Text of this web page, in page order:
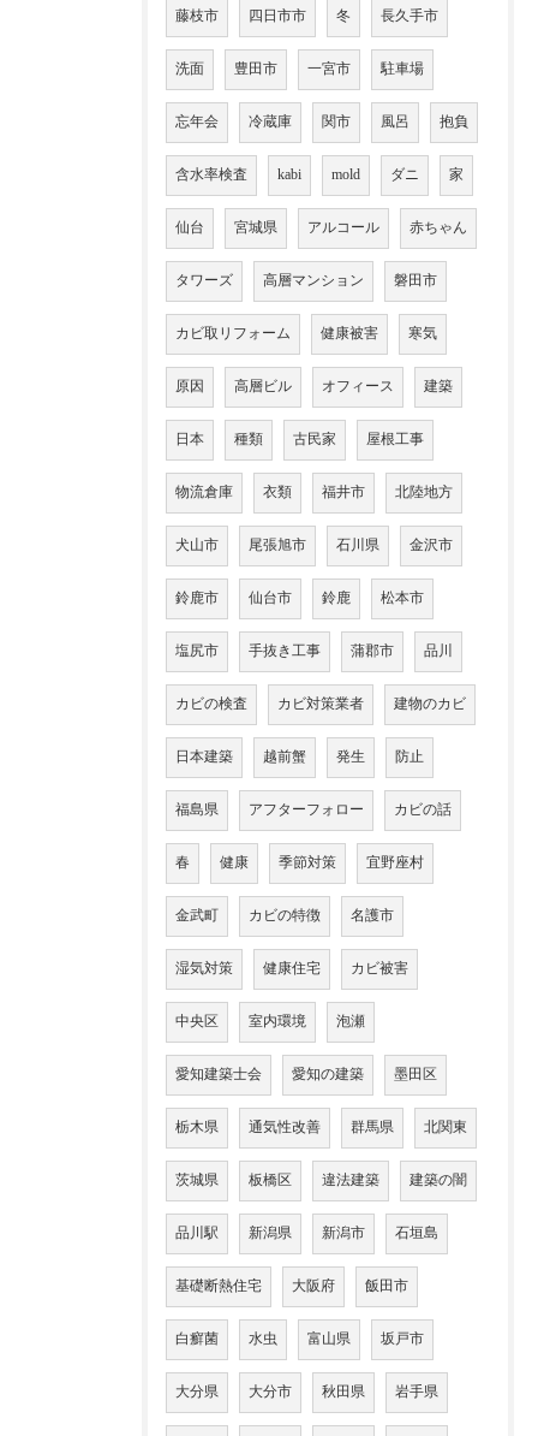
藤枝市 四日市市 冬 長久手市
洗面 豊田市 一宮市 駐車場
忘年会 冷蔵庫 関市 風呂 抱負
含水率検査 kabi mold ダニ 家
仙台 宮城県 アルコール 赤ちゃん
タワーズ 高層マンション 磐田市
カビ取リフォーム 健康被害 寒気
原因 高層ビル オフィース 建築
日本 種類 古民家 屋根工事
物流倉庫 衣類 福井市 北陸地方
犬山市 尾張旭市 石川県 金沢市
鈴鹿市 仙台市 鈴鹿 松本市
塩尻市 手抜き工事 蒲郡市 品川
カビの検査 カビ対策業者 建物のカビ
日本建築 越前蟹 発生 防止
福島県 アフターフォロー カビの話
春 健康 季節対策 宜野座村
金武町 カビの特徴 名護市
湿気対策 健康住宅 カビ被害
中央区 室内環境 泡瀬
愛知建築士会 愛知の建築 墨田区
栃木県 通気性改善 群馬県 北関東
茨城県 板橋区 違法建築 建築の闇
品川駅 新潟県 新潟市 石垣島
基礎断熱住宅 大阪府 飯田市
白癬菌 水虫 富山県 坂戸市
大分県 大分市 秋田県 岩手県